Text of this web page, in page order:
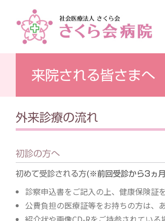
来院される皆さまへ
外来診療の流れ
初診の方へ
初めて受診される方(※前回受診から3ヵ
診察申込書をご記入の上、健康保険証
公費負担の医療証等をお持ちの方は、